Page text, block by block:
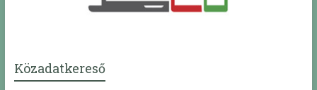
Közadatkereső